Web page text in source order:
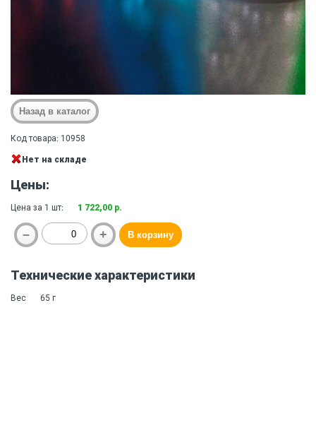
Код товара: 10958
Нет на складе
Цены:
Цена за 1 шт: 1 722,00 р.
Технические характеристики
Вес 65 г